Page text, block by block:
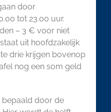
door
tot 23.00 uur.
– 3 € voor niet
uit hoofdzakelijk
drie krijgen bovenop
nog een som geld
bepaald door de